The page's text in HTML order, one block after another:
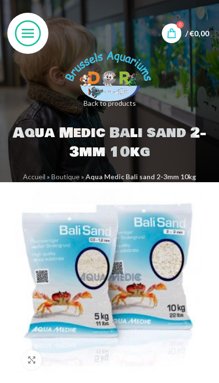
0
/€0,00
Back to products
Aqua Medic Bali sand 2-
3mm 10kg
Accueil » Boutique» Aqua Medic Bali sand 2-3mm 10kg